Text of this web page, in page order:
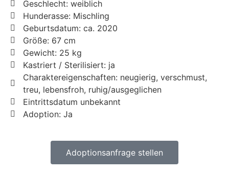
Geschlecht: weiblich
Hunderasse: Mischling
Geburtsdatum: ca. 2020
Größe: 67 cm
Gewicht: 25 kg
Kastriert / Sterilisiert: ja
Charaktereigenschaften: neugierig, verschmust,
treu, lebensfroh, ruhig/ausgeglichen
Eintrittsdatum unbekannt
Adoption: Ja
Adoptionsanfrage stellen